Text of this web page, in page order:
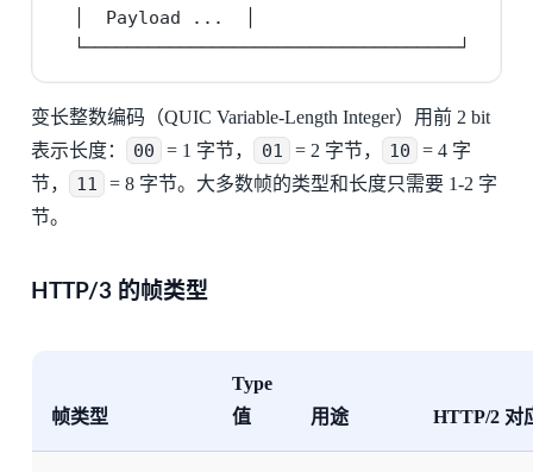
  │  Payload ...  │
  └───────────────────────────────────┘
变长整数编码（QUIC Variable-Length Integer）用前 2 bit
表示长度：
00 = 1 字节， 01 = 2 字节， 10
= 4 字
节，
11
= 8 字节。大多数帧的类型和长度只需要 1-2 字
节。
HTTP/3 的帧类型
帧类型
Type
值
用途 HTTP/2 对